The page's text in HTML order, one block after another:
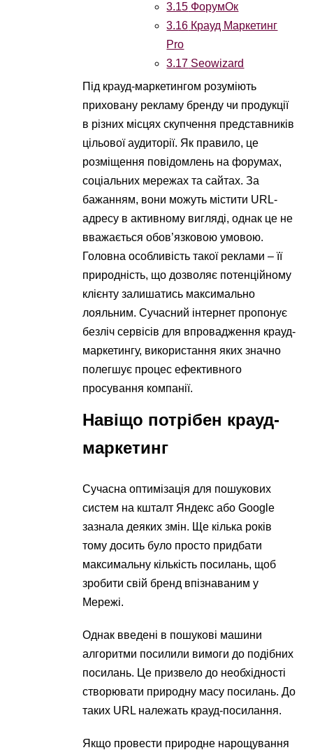
3.15 ФорумОк
3.16 Крауд Маркетинг
Pro
3.17 Seowizard
Під крауд-маркетингом розуміють
приховану рекламу бренду чи продукції
в різних місцях скупчення представників
цільової аудиторії. Як правило, це
розміщення повідомлень на форумах,
соціальних мережах та сайтах. За
бажанням, вони можуть містити URL-
адресу в активному вигляді, однак це не
вважається обов’язковою умовою.
Головна особливість такої реклами – її
природність, що дозволяє потенційному
клієнту залишатись максимально
лояльним. Сучасний інтернет пропонує
безліч сервісів для впровадження крауд-
маркетингу, використання яких значно
полегшує процес ефективного
просування компанії.
Навіщо потрібен крауд-
маркетинг
Сучасна оптимізація для пошукових
систем на кшталт Яндекс або Google
зазнала деяких змін. Ще кілька років
тому досить було просто придбати
максимальну кількість посилань, щоб
зробити свій бренд впізнаваним у
Мережі.
Однак введені в пошукові машини
алгоритми посилили вимоги до подібних
посилань. Це призвело до необхідності
створювати природну масу посилань. До
таких URL належать крауд-посилання.
Якщо провести природне нарощування